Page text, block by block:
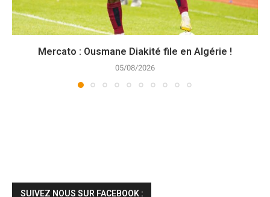
Mercato : Ousmane Diakité file en Algérie !
05/08/2026
SUIVEZ NOUS SUR FACEBOOK :